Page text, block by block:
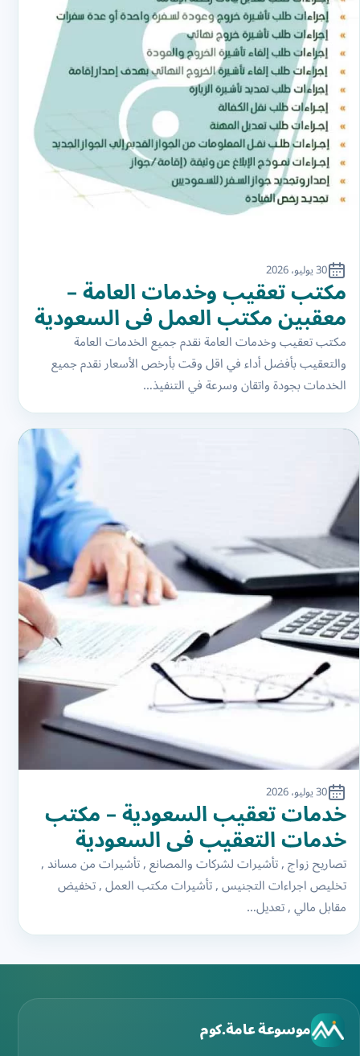
30 يوليو، 2026
مكتب تعقيب وخدمات العامة –
معقبين مكتب العمل في السعودية
مكتب تعقيب وخدمات العامة نقدم جميع الخدمات العامة
والتعقيب بأفضل أداء في اقل وقت بأرخص الأسعار نقدم جميع
الخدمات بجودة واتقان وسرعة في التنفيذ…
30 يوليو، 2026
خدمات تعقيب السعودية – مكتب
خدمات التعقيب في السعودية
تصاريح زواج , تأشيرات لشركات والمصانع , تأشيرات من مساند ,
تخليص اجراءات التجنيس , تأشيرات مكتب العمل , تخفيض
مقابل مالي , تعديل…
موسوعة عامة.كوم